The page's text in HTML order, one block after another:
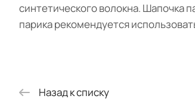
синтетического волокна. Шапочка
парика рекомендуется
Назад к списку